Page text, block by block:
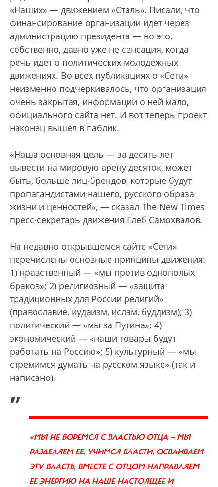
«Наших» — движением «Сталь». Писали, что
финансирование организации идет через
администрацию президента — но это,
собственно, давно уже не сенсация, когда
речь идет о политических молодежных
движениях. Во всех публикациях о «Сети»
неизменно подчеркивалось, что организация
очень закрытая, информации о ней мало,
официального сайта нет. И вот теперь проект
наконец вышел в паблик.
«Наша основная цель — за десять лет
вывести на мировую арену десяток, может
быть, больше лиц-брендов, которые будут
пропагандистами нашего, русского образа
жизни и ценностей», — сказал The New Times
пресс-секретарь движения Глеб Самохвалов.
На недавно открывшемся сайте «Сети»
перечислены основные принципы движения:
1) нравственный — «мы против однополых
браков»; 2) религиозный — «защита
традиционных для России религий»
(православие, иудаизм, ислам, буддизм); 3)
политический — «мы за Путина»; 4)
экономический — «наши товары будут
работать на Россию»; 5) культурный — «мы
стремимся думать на русском языке» (так и
написано).
„
«МЫ НЕ БОРЕМСЯ С ВЛАСТЬЮ ОТЦА — МЫ
РАЗДЕЛЯЕМ ЕЕ, УЧИМСЯ ВЛАСТИ, ОСВАИВАЕМ
ЭТУ ВЛАСТЬ, ВМЕСТЕ С ОТЦОМ НАПРАВЛЯЕМ
ЕЕ ЭНЕРГИЮ НА НАШЕ НАСТОЯЩЕЕ И